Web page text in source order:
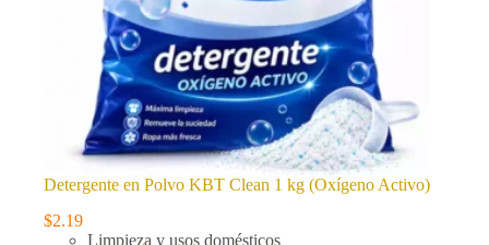
Detergente en Polvo KBT Clean 1 kg (Oxígeno Activo)
$2.19
Limpieza y usos domésticos